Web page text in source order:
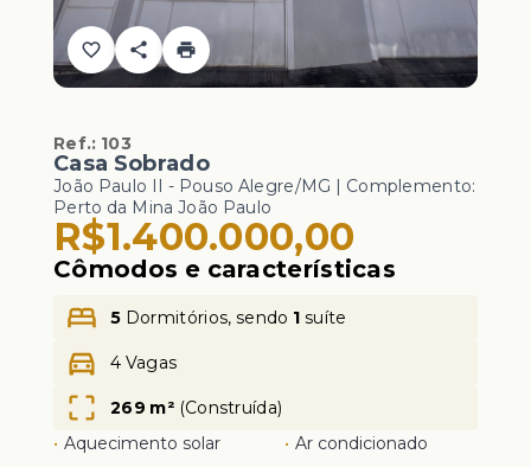
Ref.: 103
Casa Sobrado
João Paulo II - Pouso Alegre/MG | Complemento:
Perto da Mina João Paulo
R$1.400.000,00
Cômodos e características
5 Dormitórios, sendo 1 suíte
4 Vagas
269 m² (Construída)
• Aquecimento solar • Ar condicionado